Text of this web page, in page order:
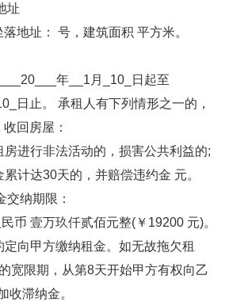
址
地址： 号，建筑面积 平方米。
年__1月_10_日起至
日止。 承租人有下列情形之一的，
回房屋：
房进行非法活动的，损害公共利益的;
计达30天的，并赔偿违约金 元。
交纳期限：
币 壹万玖仟贰佰元整(￥19200 元)。
定向甲方缴纳租金。如无故拖欠租
宽限期，从第8天开始甲方有权向乙
收滞纳金。